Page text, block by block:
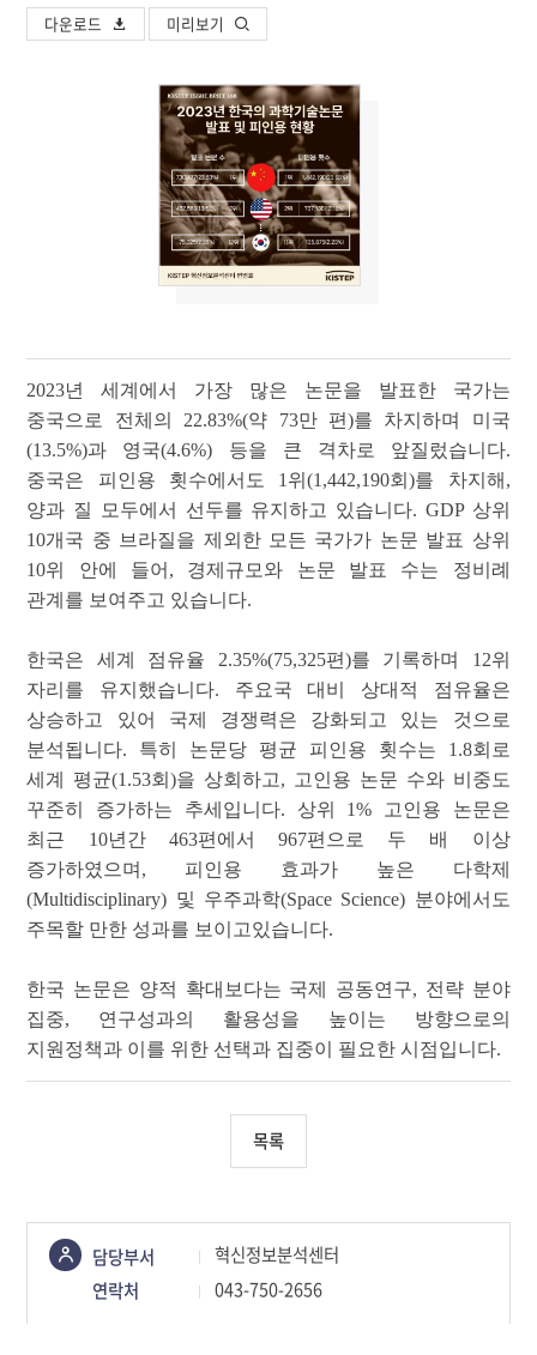
다운로드 미리보기
2023년 세계에서 가장 많은 논문을 발표한 국가는
중국으로 전체의 22.83%(약 73만 편)를 차지하며 미국
(13.5%)과 영국(4.6%) 등을 큰 격차로 앞질렀습니다.
중국은 피인용 횟수에서도 1 위(1,442,190회)를 차지해 ,
양과 질 모두에서 선두를 유지하고 있습니다. GDP 상위
10개국 중 브라질을 제외한 모든 국가가 논문 발표 상위
10위 안에 들어 , 경제규모와 논문 발표 수는 정비례
관계를 보여주고 있습니다.
한국은 세계 점유율 2.35%(75,325편)를 기록하며 12위
자리를 유지했습니다. 주요국 대비 상대적 점유율은
상승하고 있어 국제 경쟁력은 강화되고 있는 것으로
분석됩니다. 특히 논문당 평균 피인용 횟수는 1.8회로
세계 평균(1.53회)을 상회하고, 고인용 논문 수와 비중도
꾸준히 증가하는 추세입니다. 상위 1%
고인용 논문은
최근 10년간 463편에서967편으로 두 배 이상
증가하였으며, 피인용 효과가 높은 다학제
(Multidisciplinary) 및 우주과학(Space Science) 분야에서도
주목할 만한 성과를 보이고있습니다.
한국 논문은 양적 확대보다는 국제 공동연구, 전략 분야
집중, 연구성과의 활용성을 높이는 방향으로의
지원정책과 이를 위한 선택과 집중이 필요한 시점입니다.
목록
콘텐츠
정보책임자
담당부서
혁신정보분석센터
연락처
043-750-2656